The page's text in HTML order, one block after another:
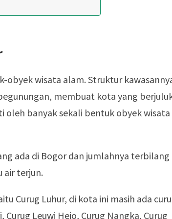
obyek wisata alam. Struktur
membuat kota yang
oleh banyak sekali bentuk obyek wisata
ada di Bogor dan jumlahnya terbilang
air terjun.
Curug Luhur, di kota ini masih ada
Leuwi Hejo, Curug Nangka, Curug